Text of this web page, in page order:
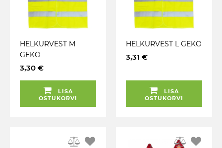
HELKURVEST M
GEKO
3,30 €
LISA
OSTUKORVI
HELKURVEST L GEKO
3,31 €
LISA
OSTUKORVI